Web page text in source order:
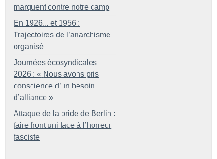
marquent contre notre camp
En 1926... et 1956 :
Trajectoires de l’anarchisme
organisé
Journées écosyndicales
2026 : « Nous avons pris
conscience d’un besoin
d’alliance »
Attaque de la pride de Berlin :
faire front uni face à l’horreur
fasciste